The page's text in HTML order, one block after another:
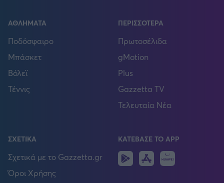
ΑΘΛΗΜΑΤΑ
Ποδόσφαιρο
Μπάσκετ
Βόλεϊ
Τέννις
ΠΕΡΙΣΣΟΤΕΡΑ
Πρωτοσέλιδα
gMotion
Plus
Gazzetta TV
Τελευταία Νέα
ΣΧΕΤΙΚΑ
Σχετικά με το Gazzetta.gr
Όροι Χρήσης
ΚΑΤΕΒΑΣΕ ΤΟ APP
Android
IOS